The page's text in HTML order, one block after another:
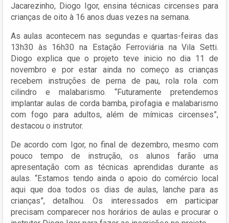
Jacarezinho, Diogo Igor, ensina técnicas circenses para
crianças de oito à 16 anos duas vezes na semana.
As aulas acontecem nas segundas e quartas-feiras das
13h30 às 16h30 na Estação Ferroviária na Vila Setti.
Diogo explica que o projeto teve inicio no dia 11 de
novembro e por estar ainda no começo as crianças
recebem instruções de perna de pau, rola rola com
cilindro e malabarismo. “Futuramente pretendemos
implantar aulas de corda bamba, pirofagia e malabarismo
com fogo para adultos, além de mímicas circenses”,
destacou o instrutor.
De acordo com Igor, no final de dezembro, mesmo com
pouco tempo de instrução, os alunos farão uma
apresentação com as técnicas aprendidas durante as
aulas. “Estamos tendo ainda o apoio do comércio local
aqui que doa todos os dias de aulas, lanche para as
crianças”, detalhou. Os interessados em participar
precisam comparecer nos horários de aulas e procurar o